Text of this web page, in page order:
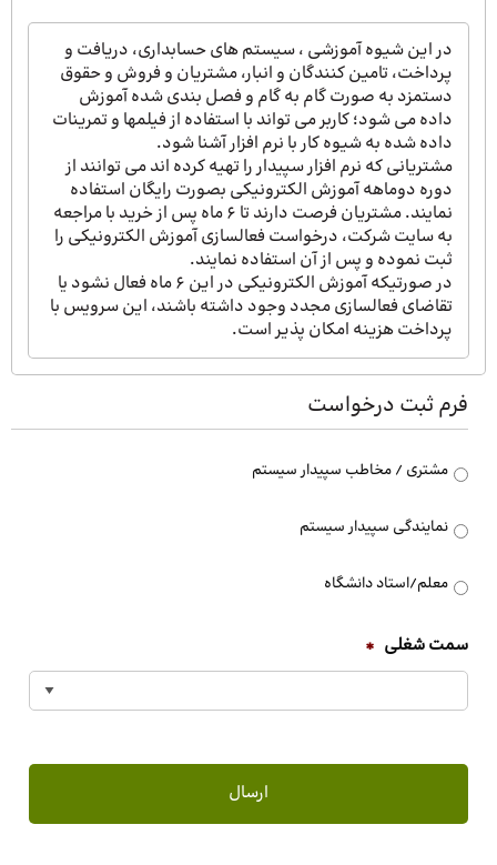
در این شیوه آموزشی ، سیستم های حسابداری، دریافت و
پرداخت، تامین کنندگان و انبار، مشتریان و فروش و حقوق
دستمزد به صورت گام به گام و فصل بندی شده آموزش
داده می شود؛ کاربر می تواند با استفاده از فیلمها و تمرینات
داده شده به شیوه کار با نرم افزار آشنا شود.
مشتریانی که نرم افزار سپیدار را تهیه کرده اند می توانند از
دوره دوماهه آموزش الکترونیکی بصورت رایگان استفاده
نمایند. مشتریان فرصت دارند تا 6 ماه پس از خرید با مراجعه
به سایت شرکت، درخواست فعالسازی آموزش الکترونیکی را
ثبت نموده و پس از آن استفاده نمایند.
در صورتیکه آموزش الکترونیکی در این ۶ ماه فعال نشود یا
تقاضای فعالسازی مجدد وجود داشته باشند، این سرویس با
پرداخت هزینه امکان پذیر است.
فرم ثبت درخواست
نوع
مخاطب
مشتری / مخاطب سپیدار سیستم
نمایندگی سپیدار سیستم
معلم/استاد دانشگاه
سمت شغلی *